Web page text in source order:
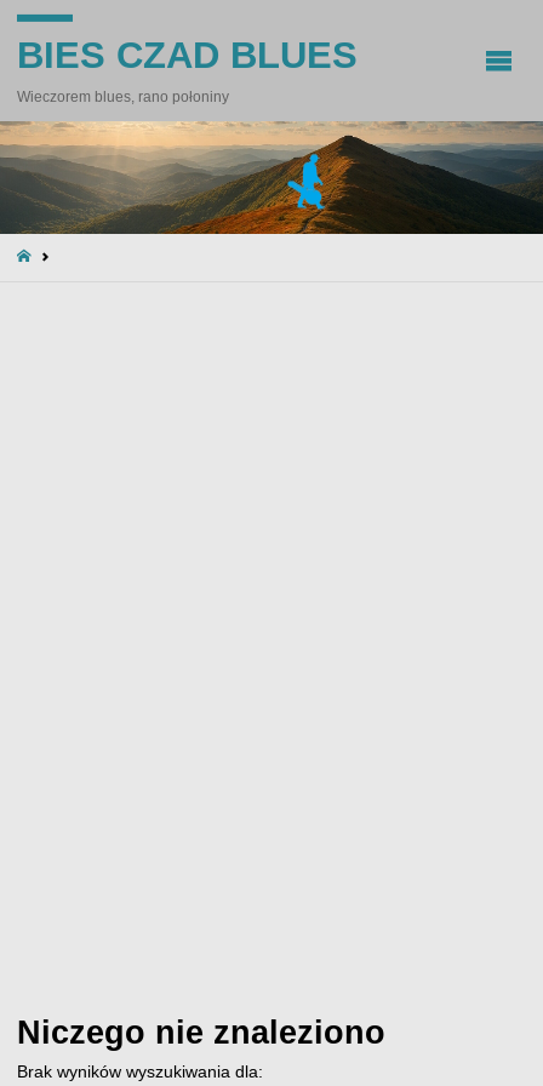
BIES CZAD BLUES
Wieczorem blues, rano połoniny
STRONA
Niczego nie znaleziono
Brak wyników wyszukiwania dla: